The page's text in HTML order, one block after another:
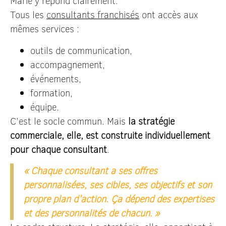
Tous les consultants franchisés ont accès aux
mêmes services :
outils de communication,
accompagnement,
événements,
formation,
équipe.
C’est le socle commun. Mais la stratégie
commerciale, elle, est construite individuellement
pour chaque consultant.
« Chaque consultant a ses offres
personnalisées, ses cibles, ses objectifs et son
propre plan d'action. Ça dépend des expertises
et des personnalités de chacun. »